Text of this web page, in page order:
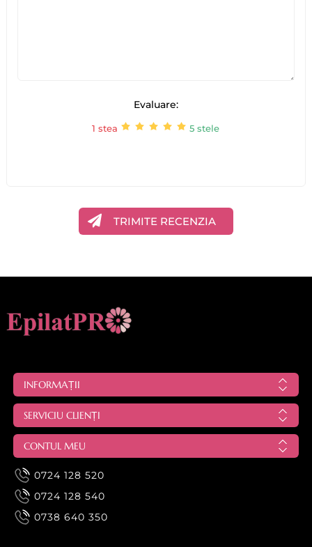
Evaluare:
1 stea 5 stele
TRIMITE RECENZIA
INFORMAȚII
SERVICIU CLIENȚI
CONTUL MEU
0724 128 520
0724 128 540
0738 640 350